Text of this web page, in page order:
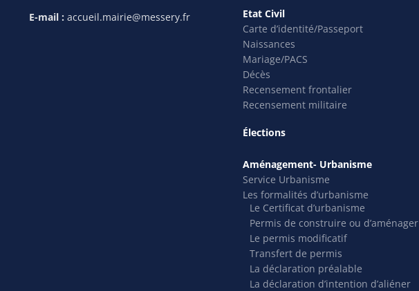
E-mail : accueil.mairie@messery.fr
Etat Civil
Carte d’identité/Passeport
Naissances
Mariage/PACS
Décès
Recensement frontalier
Recensement militaire
Élections
Aménagement- Urbanisme
Service Urbanisme
Les formalités d’urbanisme
Le Certificat d’urbanisme
Permis de construire ou d’aménager
Le permis modificatif
Transfert de permis
La déclaration préalable
La déclaration d’intention d’aliéner